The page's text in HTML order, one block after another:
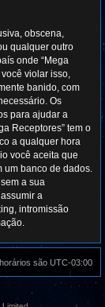
obscena,
qualquer outro
onde “Mega
violar isso,
banido, com
Os
para ajudar a
Receptores” tem o
a qualquer hora
você aceita que
um banco de dados.
a sua
a
intromissão
são UTC-03:00